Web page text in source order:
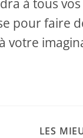
pour faire
votre
LES